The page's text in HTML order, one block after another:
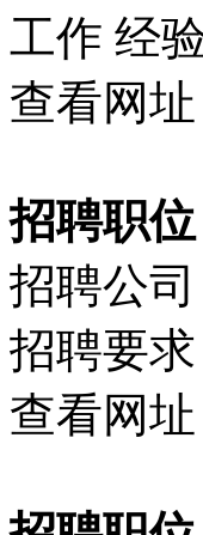
工作 经
查看网址
招聘职
招聘公
招聘要
查看网址